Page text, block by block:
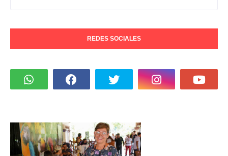
REDES SOCIALES